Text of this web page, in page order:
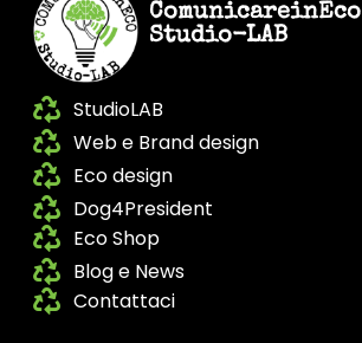
ComunicareinEco
Studio-LAB
StudioLAB
Web e Brand design
Eco design
Dog4President
Eco Shop
Blog e News
Contattaci